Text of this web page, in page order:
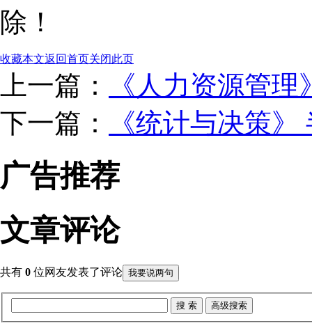
除！
收藏本文返回首页关闭此页
上一篇：
《人力资源管
下一篇：
《统计与决策
广告推荐
文章评论
共有 0 位网友发表了评论 我要说两句